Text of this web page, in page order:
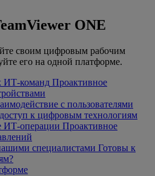
ONE
своим цифровым рабочим
его на одной платформе.
ИТ-команд Проактивное
с пользователями
к цифровым технологиям
ИТ-операции Проактивное
специалистами Готовы к